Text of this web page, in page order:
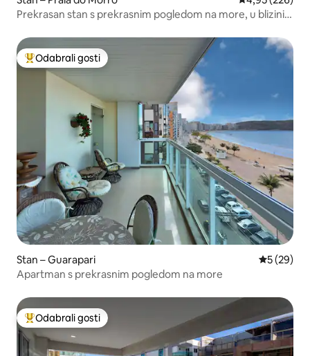
Prekrasan stan s prekrasnim pogledom na more, u blizini
Među najviše rangiranima s oznakom „Odabrali gosti”
Odabrali gosti
Stan – Guarapari Prosječna
5 (29)
Apartman s prekrasnim pogledom na more
Među najviše rangiranima s oznakom „Odabrali gosti”
Odabrali gosti